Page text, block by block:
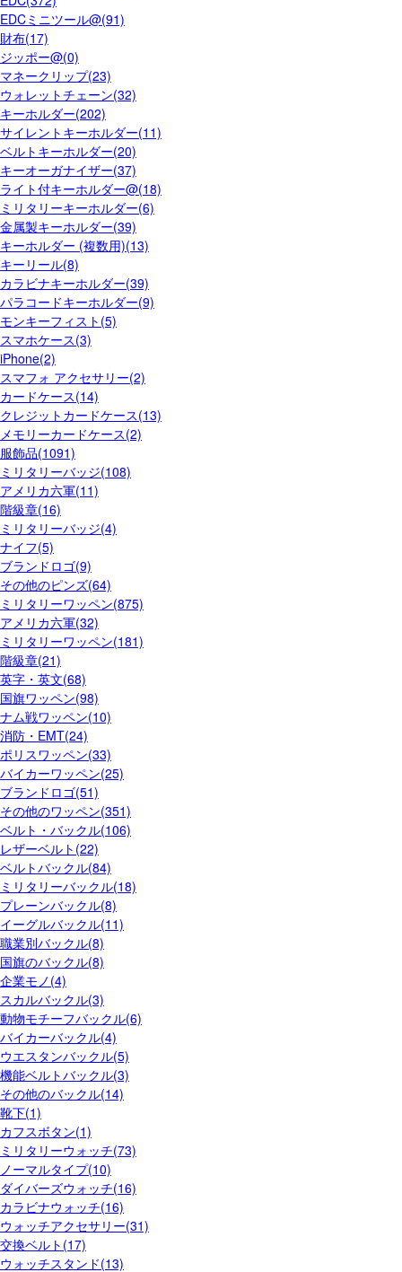
EDCミニツール@(91)
財布(17)
ジッポー@(0)
マネークリップ(23)
ウォレットチェーン(32)
キーホルダー(202)
サイレントキーホルダー(11)
ベルトキーホルダー(20)
キーオーガナイザー(37)
ライト付キーホルダー@(18)
ミリタリーキーホルダー(6)
金属製キーホルダー(39)
キーホルダー (複数用)(13)
キーリール(8)
カラビナキーホルダー(39)
パラコードキーホルダー(9)
モンキーフィスト(5)
スマホケース(3)
iPhone(2)
スマフォ アクセサリー(2)
カードケース(14)
クレジットカードケース(13)
メモリーカードケース(2)
服飾品(1091)
ミリタリーバッジ(108)
アメリカ六軍(11)
階級章(16)
ミリタリーバッジ(4)
ナイフ(5)
ブランドロゴ(9)
その他のピンズ(64)
ミリタリーワッペン(875)
アメリカ六軍(32)
ミリタリーワッペン(181)
階級章(21)
英字・英文(68)
国旗ワッペン(98)
ナム戦ワッペン(10)
消防・EMT(24)
ポリスワッペン(33)
バイカーワッペン(25)
ブランドロゴ(51)
その他のワッペン(351)
ベルト・バックル(106)
レザーベルト(22)
ベルトバックル(84)
ミリタリーバックル(18)
プレーンバックル(8)
イーグルバックル(11)
職業別バックル(8)
国旗のバックル(8)
企業モノ(4)
スカルバックル(3)
動物モチーフバックル(6)
バイカーバックル(4)
ウエスタンバックル(5)
機能ベルトバックル(3)
その他のバックル(14)
靴下(1)
カフスボタン(1)
ミリタリーウォッチ(73)
ノーマルタイプ(10)
ダイバーズウォッチ(16)
カラビナウォッチ(16)
ウォッチアクセサリー(31)
交換ベルト(17)
ウォッチスタンド(13)